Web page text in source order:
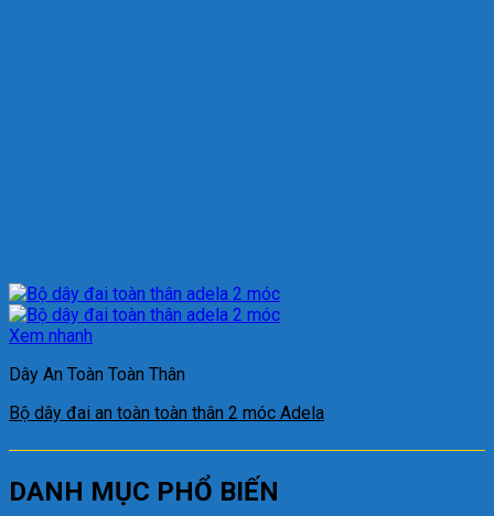
Xem nhanh
Dây An Toàn Toàn Thân
Bộ dây đai an toàn toàn thân 2 móc Adela
DANH MỤC PHỔ BIẾN